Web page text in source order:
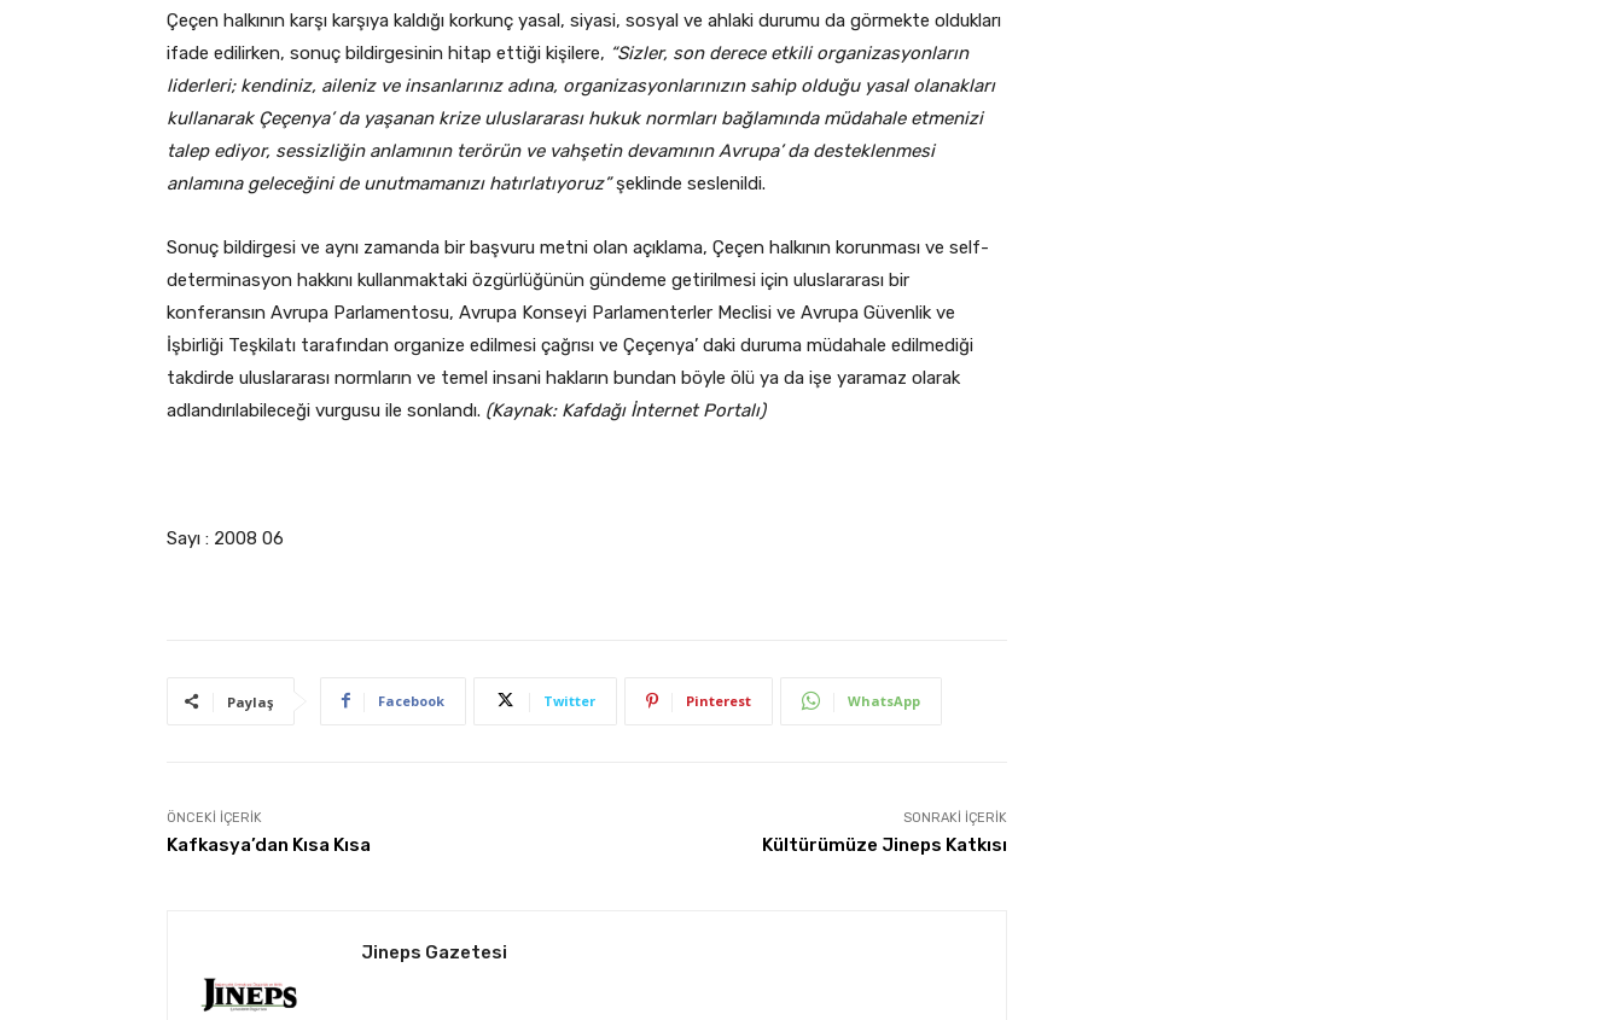
Çeçen halkının karşı karşıya kaldığı korkunç yasal, siyasi, sosyal ve ahlaki durumu da görmekte oldukları
ifade edilirken, sonuç bildirgesinin hitap ettiği kişilere, “Sizler, son derece etkili organizasyonların
liderleri; kendiniz, aileniz ve insanlarınız adına, organizasyonlarınızın sahip olduğu yasal olanakları
kullanarak Çeçenya’ da yaşanan krize uluslararası hukuk normları bağlamında müdahale etmenizi
talep ediyor, sessizliğin anlamının terörün ve vahşetin devamının Avrupa’ da desteklenmesi
anlamına geleceğini de unutmamanızı hatırlatıyoruz”şeklinde seslenildi.
Sonuç bildirgesi ve aynı zamanda bir başvuru metni olan açıklama, Çeçen halkının korunması ve self-
determinasyon hakkını kullanmaktaki özgürlüğünün gündeme getirilmesi için uluslararası bir
konferansın Avrupa Parlamentosu, Avrupa Konseyi Parlamenterler Meclisi ve Avrupa Güvenlik ve
İşbirliği Teşkilatı tarafından organize edilmesi çağrısı ve Çeçenya’ daki duruma müdahale edilmediği
takdirde uluslararası normların ve temel insani hakların bundan böyle ölü ya da işe yaramaz olarak
adlandırılabileceği vurgusu ile sonlandı. (Kaynak: Kafdağı İnternet Portalı)
Sayı : 2008 06
Paylaş Facebook Twitter Pinterest WhatsApp
ÖNCEKI İÇERIK
Kafkasya’dan Kısa Kısa
SONRAKI İÇERIK
Kültürümüze Jineps Katkısı
Jineps Gazetesi